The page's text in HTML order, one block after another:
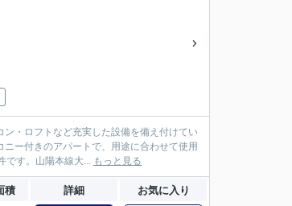
・ロフトなど充実した設備を備え付けてい
ー付きのアパートで、用途に合わせて使用
です。山陽本線大... もっと見る
積 詳細 お気に入り